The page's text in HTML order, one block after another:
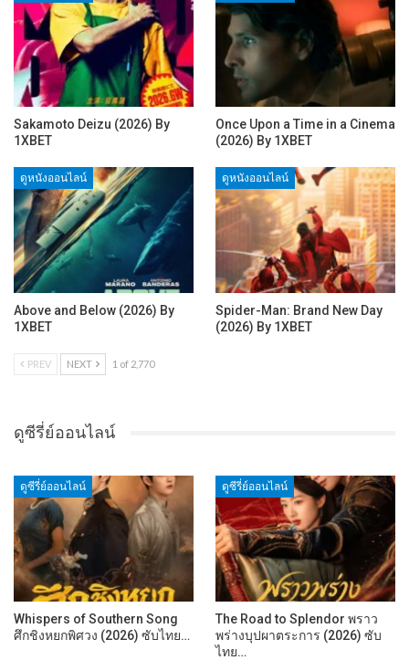
Sakamoto Deizu (2026) By
1XBET
Once Upon a Time in a Cinema
(2026) By 1XBET
ดูหนังออนไลน์
Above and Below (2026) By
1XBET
ดูหนังออนไลน์
Spider-Man: Brand New Day
(2026) By 1XBET
PREV NEXT 1 of 2,770
ดูซีรี่ย์ออนไลน์
ดูซีรี่ย์ออนไลน์
Whispers of Southern Song
ศึกชิงหยกพิศวง (2026) ซับไทย…
ดูซีรี่ย์ออนไลน์
The Road to Splendor พราว
พร่างบุปผาตระการ (2026) ซับ
ไทย…